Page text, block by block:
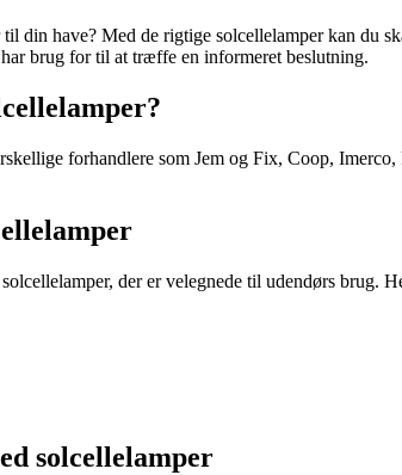
din have? Med de rigtige solcellelamper kan du
brug for til at træffe en informeret beslutning.
forhandlere som Jem og Fix, Coop,
der er velegnede til udendørs brug.
solcellelamper